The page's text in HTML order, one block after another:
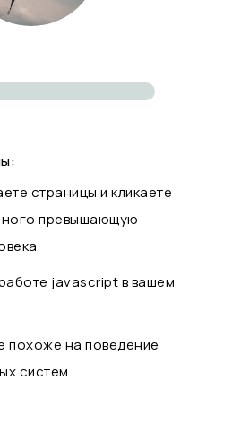
страницы и кликаете
превышающую
javascript в вашем
похоже на поведение
систем